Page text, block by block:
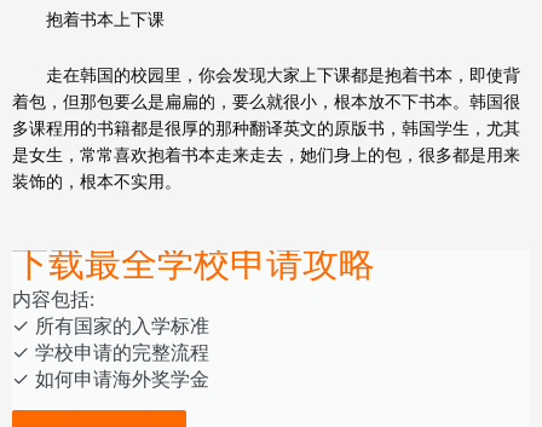
抱着书本上下课
走在韩国的校园里，你会发现大家上下课都是抱着书本，即使背
着包，但那包要么是扁扁的，要么就很小，根本放不下书本。韩国很
多课程用的书籍都是很厚的那种翻译英文的原版书，韩国学生，尤其
是女生，常常喜欢抱着书本走来走去，她们身上的包，很多都是用来
装饰的，根本不实用。
下载最全学校申请攻略
内容包括:
‎‏‏‎‎‏‏‎‎‏✓ ‎所有国家的入学标准
✓ 学校申请的完整流程
✓ 如何申请海外奖学金